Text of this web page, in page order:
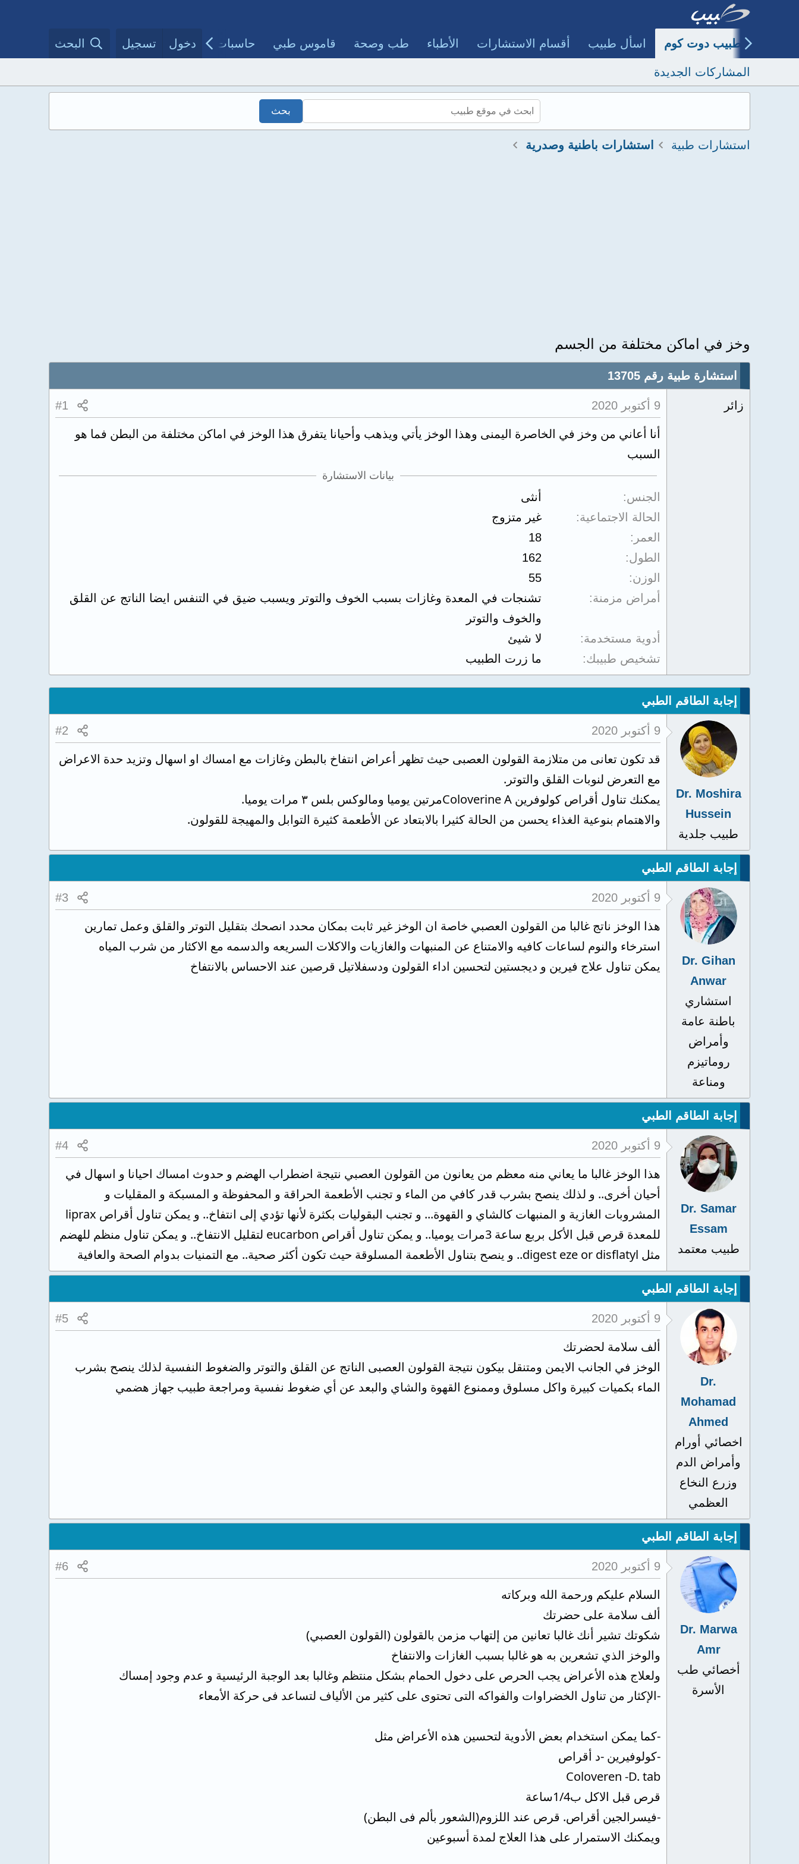
طبيب دوت كوم اسأل طبيب أقسام الاستشارات الأطباء طب وصحة قاموس طبي حاسبات طبية مقالات الأطباءدخول تسجيل البحث
المشاركات الجديدة
استشارات طبية استشارات باطنية وصدرية
وخز في اماكن مختلفة من الجسم
استشارة طبية رقم 13705
زائر 9 أكتوبر 2020 #1
أنا أعاني من وخز في الخاصرة اليمنى وهذا الوخز يأتي ويذهب وأحيانا يتفرق هذا الوخز في اماكن مختلفة من البطن فما هو
السبب
بيانات الاستشارة
الجنس
أنثى
الحالة الاجتماعية
غير متزوج
العمر
18
الطول
162
الوزن
55
أمراض مزمنة
تشنجات في المعدة وغازات بسبب الخوف والتوتر ويسبب ضيق في التنفس ايضا الناتج عن القلق
والخوف والتوتر
أدوية مستخدمة
لا شيئ
تشخيص طبيبك
ما زرت الطبيب
إجابة الطاقم الطبي
Dr. Moshira
Hussein
طبيب جلدية
9 أكتوبر 2020 #2
قد تكون تعانى من متلازمة القولون العصبى حيث تظهر أعراض انتفاخ بالبطن وغازات مع امساك او اسهال وتزيد حدة الاعراض
مع التعرض لنوبات القلق والتوتر.
يمكنك تناول أقراص كولوفرين Coloverine Aمرتين يوميا ومالوكس بلس ٣ مرات يوميا.
والاهتمام بنوعية الغذاء يحسن من الحالة كثيرا بالابتعاد عن الأطعمة كثيرة التوابل والمهيجة للقولون.
إجابة الطاقم الطبي
Dr. Gihan
Anwar
استشاري
باطنة عامة
وأمراض
روماتيزم
ومناعة
9 أكتوبر 2020 #3
هذا الوخز ناتج غالبا من القولون العصبي خاصة ان الوخز غير ثابت بمكان محدد انصحك بتقليل التوتر والقلق وعمل تمارين
استرخاء والنوم لساعات كافيه والامتناع عن المنبهات والغازيات والاكلات السريعه والدسمه مع الاكثار من شرب المياه
يمكن تناول علاج فيرين و ديجستين لتحسين اداء القولون ودسفلاتيل قرصين عند الاحساس بالانتفاخ
إجابة الطاقم الطبي
Dr. Samar
Essam
طبيب معتمد
9 أكتوبر 2020 #4
هذا الوخز غالبا ما يعاني منه معظم من يعانون من القولون العصبي نتيجة اضطراب الهضم و حدوث امساك احيانا و اسهال في
أحيان أخرى.. و لذلك ينصح بشرب قدر كافي من الماء و تجنب الأطعمة الحراقة و المحفوظة و المسبكة و المقليات و
المشروبات الغازية و المنبهات كالشاي و القهوة... و تجنب البقوليات بكثرة لأنها تؤدي إلى انتفاخ.. و يمكن تناول أقراص liprax
للمعدة قرص قبل الأكل بربع ساعة 3مرات يوميا.. و يمكن تناول أقراص eucarbon لتقليل الانتفاخ.. و يمكن تناول منظم للهضم
مثل digest eze or disflatyl.. و ينصح بتناول الأطعمة المسلوقة حيث تكون أكثر صحية.. مع التمنيات بدوام الصحة والعافية
إجابة الطاقم الطبي
Dr.
Mohamad
Ahmed
اخصائي أورام
وأمراض الدم
وزرع النخاع
العظمي
9 أكتوبر 2020 #5
ألف سلامة لحضرتك
الوخز في الجانب الايمن ومتنقل بيكون نتيجة القولون العصبى الناتج عن القلق والتوتر والضغوط النفسية لذلك ينصح بشرب
الماء بكميات كبيرة واكل مسلوق وممنوع القهوة والشاي والبعد عن أي ضغوط نفسية ومراجعة طبيب جهاز هضمي
إجابة الطاقم الطبي
Dr. Marwa
Amr
أخصائي طب
الأسرة
9 أكتوبر 2020 #6
السلام عليكم ورحمة الله وبركاته
ألف سلامة على حضرتك
شكوتك تشير أنك غالبا تعانين من إلتهاب مزمن بالقولون (القولون العصبي)
والوخز الذي تشعرين به هو غالبا بسبب الغازات والانتفاخ
ولعلاج هذه الأعراض يجب الحرص على دخول الحمام بشكل منتظم وغالبا بعد الوجبة الرئيسية و عدم وجود إمساك
-الإكثار من تناول الخضراوات والفواكه التى تحتوى على كثير من الألياف لتساعد فى حركة الأمعاء
-كما يمكن استخدام بعض الأدوية لتحسين هذه الأعراض مثل
-كولوفيرين -د أقراص
Coloveren -D. tab
قرص قبل الاكل ب1/4ساعة
-فيسرالجين أقراص. قرص عند اللزوم(الشعور بألم فى البطن)
ويمكنك الاستمرار على هذا العلاج لمدة أسبوعين